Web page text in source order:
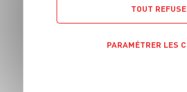
Haricots
verts aux
concentré de
TOUT
PARAMÉTRER LES